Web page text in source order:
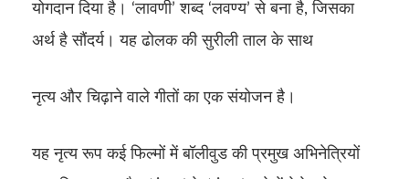
योगदान दिया है। ‘लावणी’ शब्द ‘लवण्य’ से बना है, जिसका
अर्थ है सौंदर्य। यह ढोलक की सुरीली ताल के साथ
नृत्य और चिढ़ाने वाले गीतों का एक संयोजन है।
यह नृत्य रूप कई फिल्मों में बॉलीवुड की प्रमुख अभिनेत्रियों